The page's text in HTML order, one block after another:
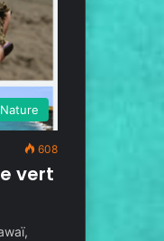
Nature
608
vert